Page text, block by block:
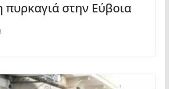
πυρκαγιά στην Εύβοια